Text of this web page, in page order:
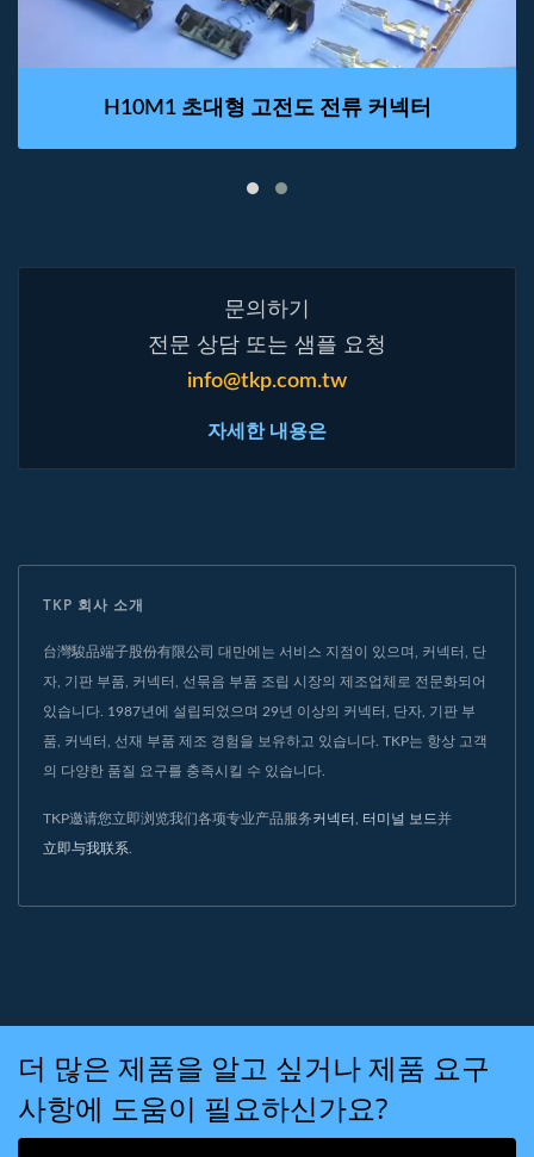
H10M1 초대형 고전도 전류 커넥터
문의하기
전문 상담 또는 샘플 요청
info@tkp.com.tw
자세한 내용은
TKP 회사 소개
台灣駿品端子股份有限公司 대만에는 서비스 지점이 있으며, 커넥터, 단
자, 기판 부품, 커넥터, 선묶음 부품 조립 시장의 제조업체로 전문화되어
있습니다. 1987년에 설립되었으며 29년 이상의 커넥터, 단자, 기판 부
품, 커넥터, 선재 부품 제조 경험을 보유하고 있습니다. TKP는 항상 고객
의 다양한 품질 요구를 충족시킬 수 있습니다.
TKP邀请您立即浏览我们各项专业产品服务커넥터 터미널 보드并
立即与我联系
더 많은 제품을 알고 싶거나 제품 요구
사항에 도움이 필요하신가요?